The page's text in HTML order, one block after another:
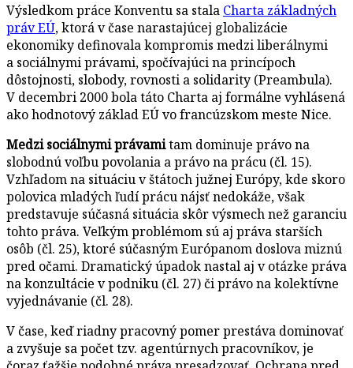
Výsledkom práce Konventu sa stala Charta základných
práv EÚ, ktorá v čase narastajúcej globalizácie
ekonomiky definovala kompromis medzi liberálnymi
a sociálnymi právami, spočívajúci na princípoch
dôstojnosti, slobody, rovnosti a solidarity (Preambula).
V decembri 2000 bola táto Charta aj formálne vyhlásená
ako hodnotový základ EÚ vo francúzskom meste Nice.
Medzi sociálnymi právamitam dominuje právo na
slobodnú voľbu povolania a právo na prácu (čl. 15).
Vzhľadom na situáciu v štátoch južnej Európy, kde skoro
polovica mladých ľudí prácu nájsť nedokáže, však
predstavuje súčasná situácia skôr výsmech než garanciu
tohto práva. Veľkým problémom sú aj práva starších
osôb (čl. 25), ktoré súčasným Európanom doslova miznú
pred očami. Dramatický úpadok nastal aj v otázke práva
na konzultácie v podniku (čl. 27) či právo na kolektívne
vyjednávanie (čl. 28).
V čase, keď riadny pracovný pomer prestáva dominovať
a zvyšuje sa počet tzv. agentúrnych pracovníkov, je